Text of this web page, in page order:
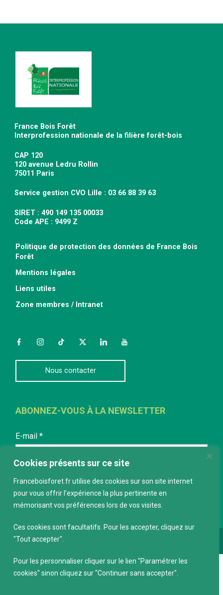
Cookies présents sur ce site
Franceboisforet.fr utilise des cookies sur son site internet
pour vous offrir l’expérience la plus pertinente en
mémorisant vos préférences lors de vos visites.
Ces cookies sont facultatifs. Pour les accepter, cliquez sur
"Tout accepter".
Pour les personnaliser cliquer sur le lien "Paramétrer les
cookies" sinon cliquez sur "Continuer sans accepter".
France Bois Forêt
Interprofession nationale de la filière forêt-bois
CAP 120
120 avenue Ledru Rollin
75011 Paris
Service gestion CVO Lille : 03 66 88 39 63
SIRET : 490 149 135 00033
Code APE : 9499 Z
Politique de protection des données de France Bois
Forêt
Mentions légales
Liens utiles
Zone membres / Intranet
FacebookInstagramTikTokTwitterLinkedInYouTube
Nous contacter
ABONNEZ-VOUS À LA NEWSLETTER
E-mail *